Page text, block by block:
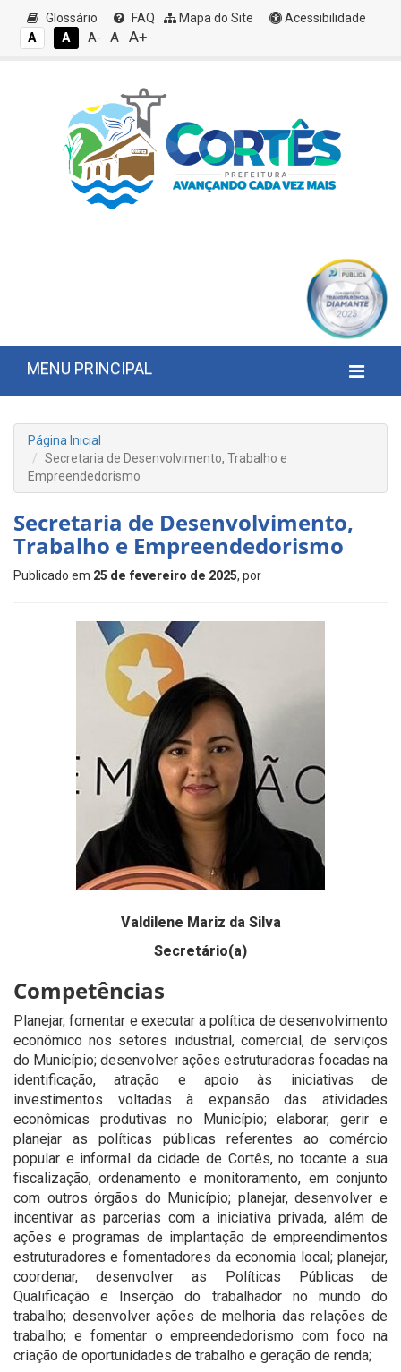
Glossário FAQ Mapa do Site
Acessibilidade
A
A A- A A+
MENU PRINCIPAL
Página Inicial
Secretaria de Desenvolvimento, Trabalho e
Empreendedorismo
Secretaria de Desenvolvimento,
Trabalho e Empreendedorismo
Publicado em 25 de fevereiro de 2025, por
Valdilene Mariz da Silva
Secretário(a)
Competências
Planejar, fomentar e executar a política de desenvolvimento
econômico nos setores industrial, comercial, de serviços
do Município; desenvolver ações estruturadoras focadas na
identificação, atração e apoio às iniciativas de
investimentos voltadas à expansão das atividades
econômicas produtivas no Município; elaborar, gerir e
planejar as políticas públicas referentes ao comércio
popular e informal da cidade de Cortês, no tocante a sua
fiscalização, ordenamento e monitoramento, em conjunto
com outros órgãos do Município; planejar, desenvolver e
incentivar as parcerias com a iniciativa privada, além de
ações e programas de implantação de empreendimentos
estruturadores e fomentadores da economia local; planejar,
coordenar, desenvolver as Políticas Públicas de
Qualificação e Inserção do trabalhador no mundo do
trabalho; desenvolver ações de melhoria das relações de
trabalho; e fomentar o empreendedorismo com foco na
criação de oportunidades de trabalho e geração de renda;